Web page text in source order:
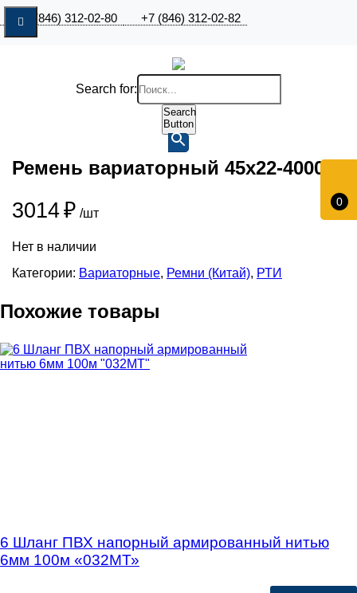
+7 (846) 312-02-80 +7 (846) 312-02-82
0
Search for:
Search
Button
Ремень вариаторный 45х22-4000 К
3014₽ /шт
Нет в наличии
Категории: Вариаторные, Ремни (Китай), РТИ
Похожие товары
6 Шланг ПВХ напорный армированный нитью
6мм 100м «032МТ»